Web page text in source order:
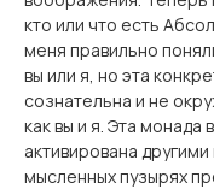
кто или что есть
меня правильно
вы или я, но эта
сознательна и не
как вы и я. Эта монада
активирована
мысленных пузырях